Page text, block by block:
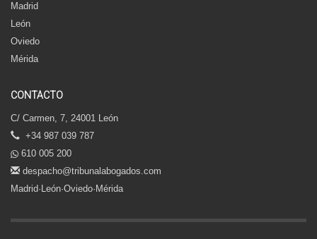
Madrid
León
Oviedo
Mérida
CONTACTO
C/ Carmen, 7, 24001 León
+34 987 039 787
610 005 200
despacho@tribunalabogados.com
Madrid·León·Oviedo·Mérida